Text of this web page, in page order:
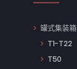
罐式集装箱
T1-T22
T50